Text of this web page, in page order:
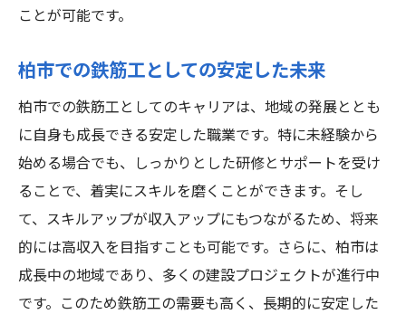
ことが可能です。
柏市での鉄筋工としての安定した未来
柏市での鉄筋工としてのキャリアは、地域の発展ととも
に自身も成長できる安定した職業です。特に未経験から
始める場合でも、しっかりとした研修とサポートを受け
ることで、着実にスキルを磨くことができます。そし
て、スキルアップが収入アップにもつながるため、将来
的には高収入を目指すことも可能です。さらに、柏市は
成長中の地域であり、多くの建設プロジェクトが進行中
です。このため鉄筋工の需要も高く、長期的に安定した